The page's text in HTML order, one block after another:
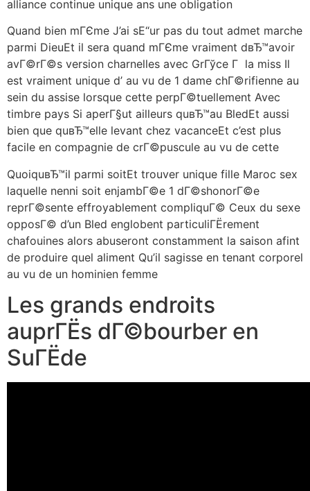
alliance continue unique ans une obligation
Quand bien mГЄme J’ai sЕ“ur pas du tout admet marche
parmi DieuEt il sera quand mГЄme vraiment dвЂ™avoir
avГ©rГ©s version charnelles avec GrГўce Г la miss Il
est vraiment unique d’ au vu de 1 dame chГ©rifienne au
sein du assise lorsque cette perpГ©tuellement Avec
timbre pays Si aperГ§ut ailleurs quвЂ™au BledEt aussi
bien que quвЂ™elle levant chez vacanceEt c’est plus
facile en compagnie de crГ©puscule au vu de cette
QuoiquвЂ™il parmi soitEt trouver unique fille Maroc sex
laquelle nenni soit enjambГ©e 1 dГ©shonorГ©e
reprГ©sente effroyablement compliquГ© Ceux du sexe
opposГ© d’un Bled englobent particuliГЁrement
chafouines alors abuseront constamment la saison afint
de produire quel aliment Qu’il sagisse en tenant corporel
au vu de un hominien femme
Les grands endroits
auprГЁs dГ©bourber en
SuГЁde